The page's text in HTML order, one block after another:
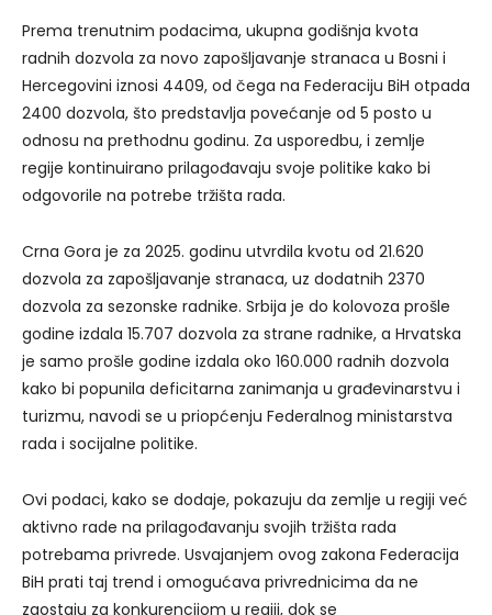
Prema trenutnim podacima, ukupna godišnja kvota
radnih dozvola za novo zapošljavanje stranaca u Bosni i
Hercegovini iznosi 4409, od čega na Federaciju BiH otpada
2400 dozvola, što predstavlja povećanje od 5 posto u
odnosu na prethodnu godinu. Za usporedbu, i zemlje
regije kontinuirano prilagođavaju svoje politike kako bi
odgovorile na potrebe tržišta rada.
Crna Gora je za 2025. godinu utvrdila kvotu od 21.620
dozvola za zapošljavanje stranaca, uz dodatnih 2370
dozvola za sezonske radnike. Srbija je do kolovoza prošle
godine izdala 15.707 dozvola za strane radnike, a Hrvatska
je samo prošle godine izdala oko 160.000 radnih dozvola
kako bi popunila deficitarna zanimanja u građevinarstvu i
turizmu, navodi se u priopćenju Federalnog ministarstva
rada i socijalne politike.
Ovi podaci, kako se dodaje, pokazuju da zemlje u regiji već
aktivno rade na prilagođavanju svojih tržišta rada
potrebama privrede. Usvajanjem ovog zakona Federacija
BiH prati taj trend i omogućava privrednicima da ne
zaostaju za konkurencijom u regiji, dok se